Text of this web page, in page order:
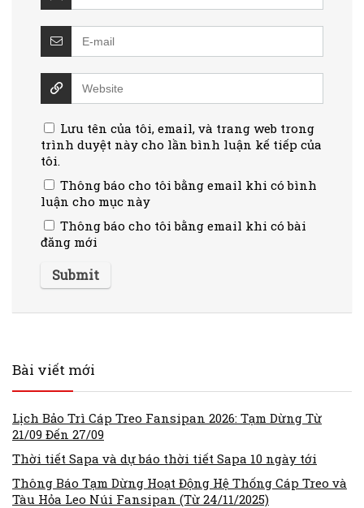
Lưu tên của tôi, email, và trang web trong
trình duyệt này cho lần bình luận kế tiếp của
tôi.
Thông báo cho tôi bằng email khi có bình
luận cho mục này
Thông báo cho tôi bằng email khi có bài
đăng mới
Bài viết mới
Lịch Bảo Trì Cáp Treo Fansipan 2026: Tạm Dừng Từ
21/09 Đến 27/09
Thời tiết Sapa và dự báo thời tiết Sapa 10 ngày tới
Thông Báo Tạm Dừng Hoạt Động Hệ Thống Cáp Treo và
Tàu Hỏa Leo Núi Fansipan (Từ 24/11/2025)